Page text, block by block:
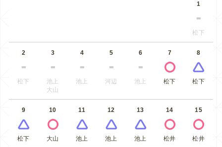
1
松下
2
松下
3
池上
大山
4
池上
5
河辺
6
池上
7
松下
8
松下
9
松下
10
大山
11
池上
12
池上
13
池上
14
松井
15
松井